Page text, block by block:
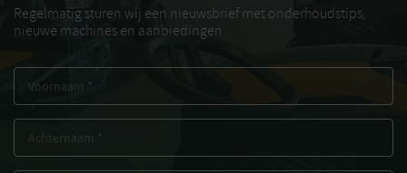
Regelmatig sturen wij een nieuwsbrief met onderhoudstips,
nieuwe machines en aanbiedingen